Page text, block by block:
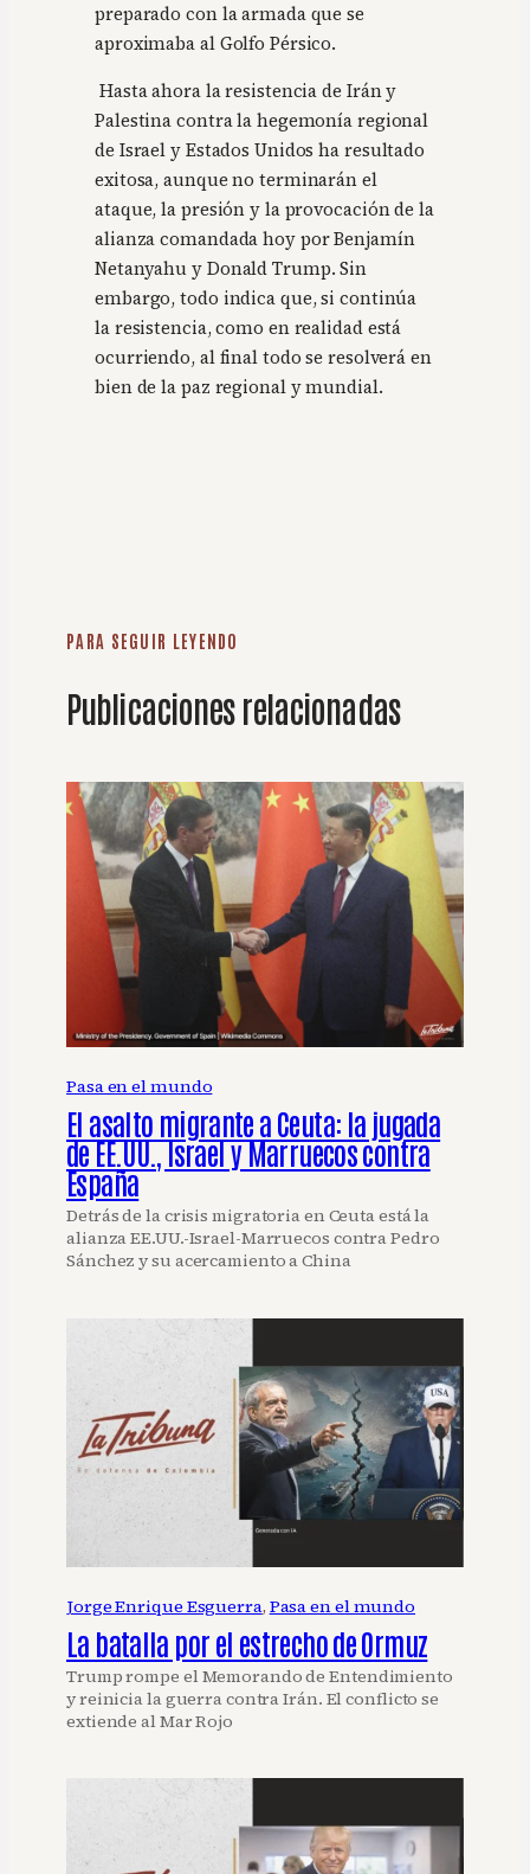
preparado con la armada que se
aproximaba al Golfo Pérsico.
Hasta ahora la resistencia de Irán y
Palestina contra la hegemonía regional
de Israel y Estados Unidos ha resultado
exitosa, aunque no terminarán el
ataque, la presión y la provocación de la
alianza comandada hoy por Benjamín
Netanyahu y Donald Trump. Sin
embargo, todo indica que, si continúa
la resistencia, como en realidad está
ocurriendo, al final todo se resolverá en
bien de la paz regional y mundial.
PARA SEGUIR LEYENDO
Publicaciones relacionadas
Pasa en el mundo
El asalto migrante a Ceuta: la jugada
de EE.UU., Israel y Marruecos contra
España
Detrás de la crisis migratoria en Ceuta está la
alianza EE.UU.-Israel-Marruecos contra Pedro
Sánchez y su acercamiento a China
Jorge Enrique Esguerra, Pasa en el mundo
La batalla por el estrecho de Ormuz
Trump rompe el Memorando de Entendimiento
y reinicia la guerra contra Irán. El conflicto se
extiende al Mar Rojo